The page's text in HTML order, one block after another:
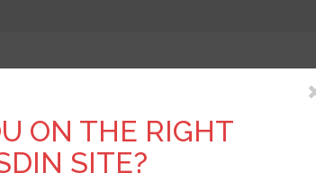
ON THE RIGHT
SITE?